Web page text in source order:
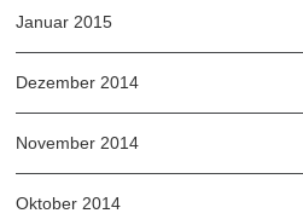
Januar 2015
Dezember 2014
November 2014
Oktober 2014